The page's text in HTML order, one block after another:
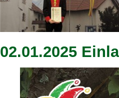
02.01.2025